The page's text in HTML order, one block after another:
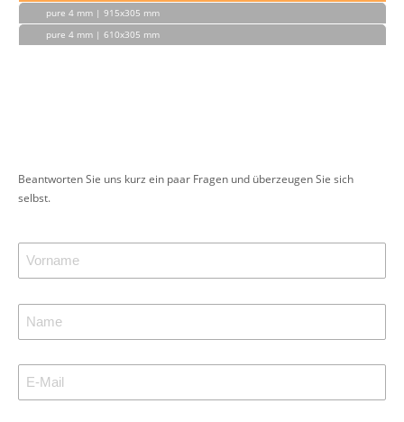
pure 4 mm | 915x305 mm
pure 4 mm | 610x305 mm
Beantworten Sie uns kurz ein paar Fragen und überzeugen Sie sich
selbst.